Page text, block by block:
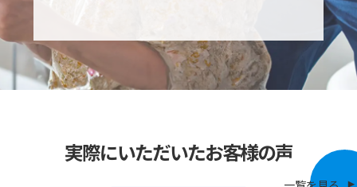
実際にいただいたお客様の声